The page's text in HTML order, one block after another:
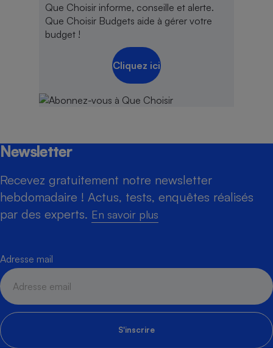
Que Choisir informe, conseille et alerte.
Que Choisir Budgets aide à gérer votre
budget !
Cliquez ici
Newsletter
Recevez gratuitement notre newsletter
hebdomadaire ! Actus, tests, enquêtes réalisés
par des experts. En savoir plus
Adresse mail
S'inscrire